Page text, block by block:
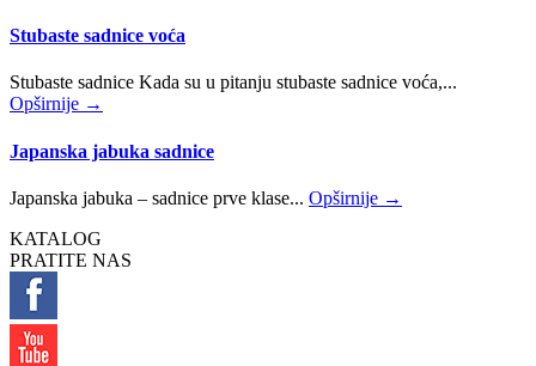
Stubaste sadnice voća
Stubaste sadnice Kada su u pitanju stubaste sadnice voća,...
Opširnije →
Japanska jabuka sadnice
Japanska jabuka – sadnice prve klase... Opširnije →
KATALOG
PRATITE NAS